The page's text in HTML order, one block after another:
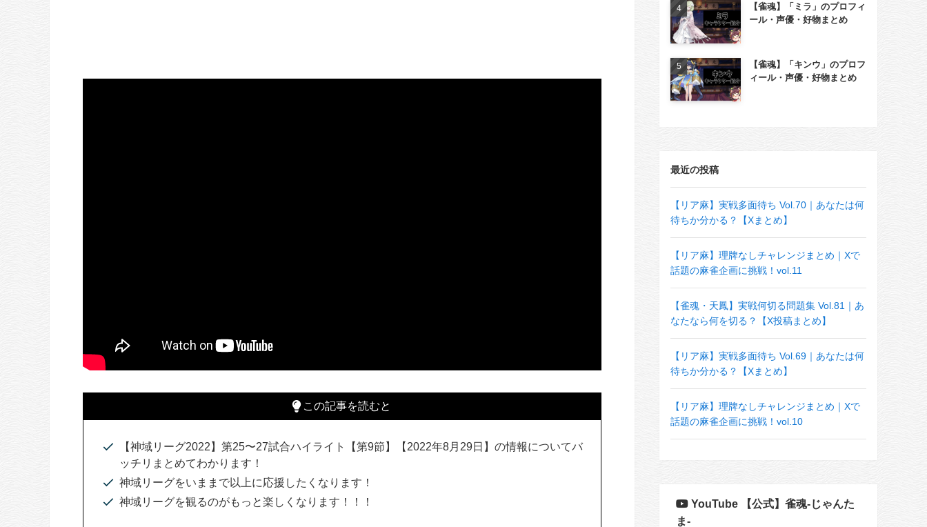
この記事を読むと
【神域リーグ2022】第25〜27試合ハイライト【第9節】【2022年8月29日】の情報についてバ
ッチリまとめてわかります！
神域リーグをいままで以上に応援したくなります！
神域リーグを観るのがもっと楽しくなります！！！
【雀魂】「ミラ」のプロフィ
ール・声優・好物まとめ
【雀魂】「キンウ」のプロフ
ィール・声優・好物まとめ
最近の投稿
【リア麻】実戦多面待ち Vol.70｜あなたは何
待ちか分かる？【Xまとめ】
【リア麻】理牌なしチャレンジまとめ｜Xで
話題の麻雀企画に挑戦！vol.11
【雀魂・天鳳】実戦何切る問題集 Vol.81｜あ
なたなら何を切る？【X投稿まとめ】
【リア麻】実戦多面待ち Vol.69｜あなたは何
待ちか分かる？【Xまとめ】
【リア麻】理牌なしチャレンジまとめ｜Xで
話題の麻雀企画に挑戦！vol.10
YouTube 【公式】雀魂-じゃんた
ま-